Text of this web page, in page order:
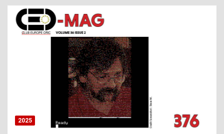
c
h
i
s
t
o
r
2025